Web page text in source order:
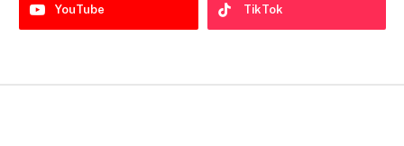
YouTube TikTok